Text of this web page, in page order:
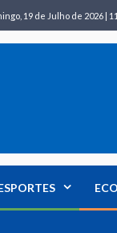
19 de Julho de 2026 |